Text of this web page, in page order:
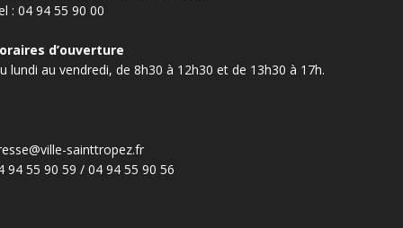
: 04 94 55 90 00
d’ouverture
lundi au vendredi, de 8h30 à 12h30 et de 13h30 à 17h.
sainttropez.fr
94 55 90 59 / 04 94 55 90 56